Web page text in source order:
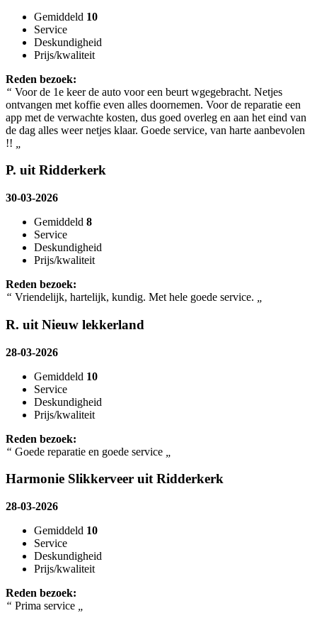
Gemiddeld 10
Service
Deskundigheid
Prijs/kwaliteit
Reden bezoek:
“ Voor de 1e keer de auto voor een beurt wgegebracht. Netjes
ontvangen met koffie even alles doornemen. Voor de reparatie een
app met de verwachte kosten, dus goed overleg en aan het eind van
de dag alles weer netjes klaar. Goede service, van harte aanbevolen
!!
P. uit Ridderkerk
30-03-2026
Gemiddeld 8
Service
Deskundigheid
Prijs/kwaliteit
Reden bezoek:
“ Vriendelijk, hartelijk, kundig. Met hele goede service.
R. uit Nieuw lekkerland
28-03-2026
Gemiddeld 10
Service
Deskundigheid
Prijs/kwaliteit
Reden bezoek:
“ Goede reparatie en goede service
Harmonie Slikkerveer uit Ridderkerk
28-03-2026
Gemiddeld 10
Service
Deskundigheid
Prijs/kwaliteit
Reden bezoek:
“ Prima service